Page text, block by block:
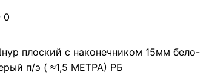
0
плоский с наконечником 15мм бело-
п/э ( ≈1,5 МЕТРА) РБ